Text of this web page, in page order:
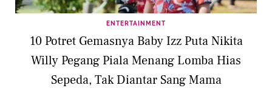
ENTERTAINMENT
10 Potret Gemasnya Baby Izz Puta Nikita
Willy Pegang Piala Menang Lomba Hias
Sepeda, Tak Diantar Sang Mama